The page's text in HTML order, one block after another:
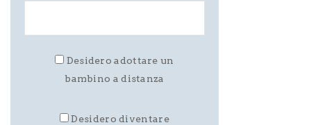
Desidero adottare un
bambino a distanza
Desidero diventare